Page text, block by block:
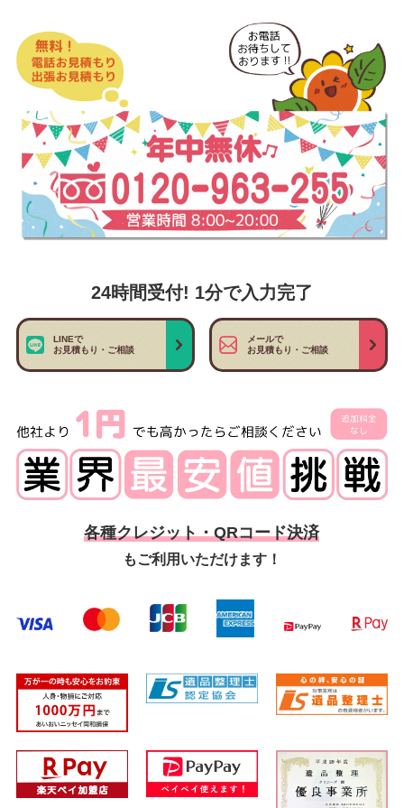
24時間受付! 1分で入力完了
LINEで
お見積もり・ご相談
メールで
お見積もり・ご相談
各種クレジット・QRコード決済
もご利用いただけます！